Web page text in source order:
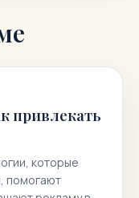
привлекать
которые
помогают